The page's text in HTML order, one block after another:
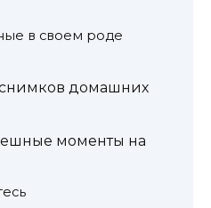
в своем роде
снимков домашних
моменты на